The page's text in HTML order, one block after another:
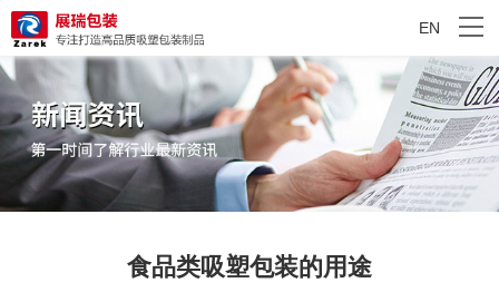
EN
食品类吸塑包装的用途